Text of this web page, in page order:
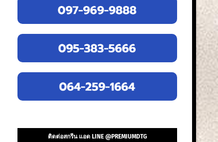
ติดต่อสกรีน แอด LINE @PREMIUMDTG